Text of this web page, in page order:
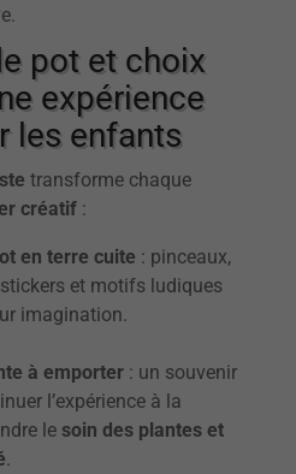
pot et choix
expérience
les enfants
transforme chaque
créatif :
en terre cuite : pinceaux,
et motifs ludiques
imagination.
à emporter : un souvenir
l’expérience à la
le soin des plantes et
.